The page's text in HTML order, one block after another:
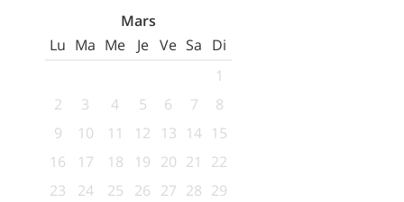
Mars
Lu Ma Me Je Ve Sa Di
1
2
3 4 5 6 7
8
9
10 11 12 13 14 15
16
17 18 19 20 21
22
23
24 25 26 27 28 29